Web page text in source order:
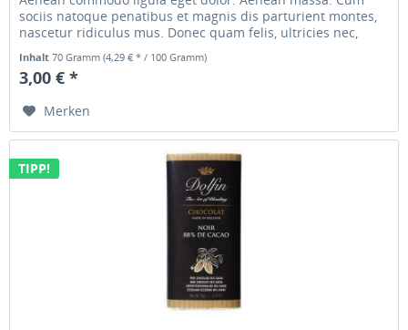
sociis natoque penatibus et magnis dis parturient montes,
nascetur ridiculus mus. Donec quam felis, ultricies nec,
Inhalt70 Gramm(4,29 € * / 100 Gramm)
3,00 € *
Merken
TIPP!